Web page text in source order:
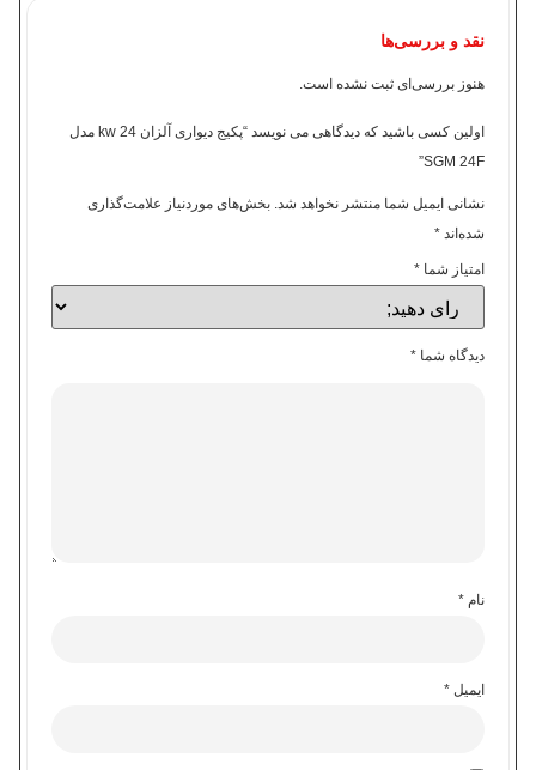
نقد و بررسی‌ها
هنوز بررسی‌ای ثبت نشده است.
اولین کسی باشید که دیدگاهی می نویسد “پکیج دیواری آلزان 24 kw مدل
SGM 24F”
نشانی ایمیل شما منتشر نخواهد شد. بخش‌های موردنیاز علامت‌گذاری
شده‌اند *
امتیاز شما *
دیدگاه شما *
نام *
ایمیل *